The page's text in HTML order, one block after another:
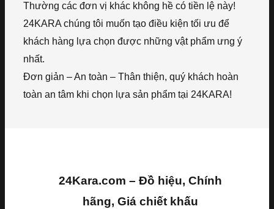
Thường các đơn vị khác không hề có tiền lệ này!
24KARA chúng tôi muốn tạo điều kiện tối ưu để
khách hàng lựa chọn được những vật phẩm ưng ý
nhất.
Đơn giản – An toàn – Thân thiện, quý khách hoàn
toàn an tâm khi chọn lựa sản phẩm tại 24KARA!
24Kara.com – Đồ hiệu, Chính
hãng, Giá chiết khấu